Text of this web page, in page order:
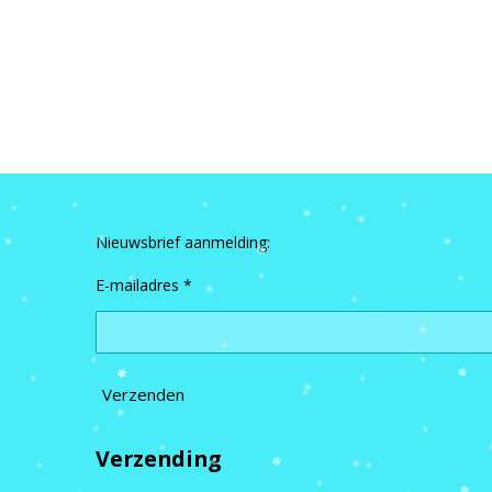
Nieuwsbrief aanmelding:
E-mailadres *
Verzenden
Verzending